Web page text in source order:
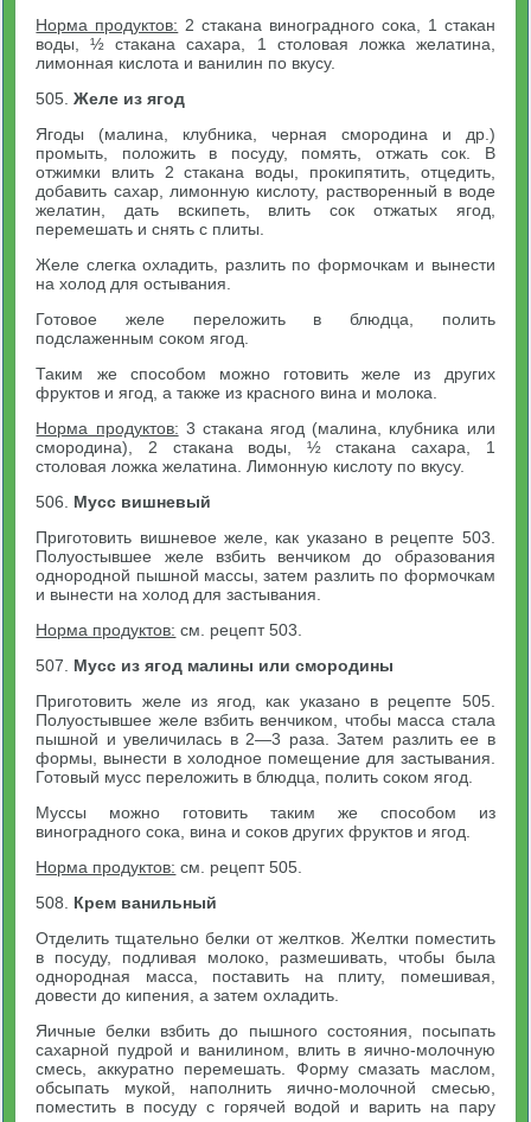
Норма продуктов: 2 стакана виноградного сока, 1 стакан
воды, ½ стакана сахара, 1 столовая ложка желатина,
лимонная кислота и ванилин по вкусу.
505.Желе из ягод
Ягоды (малина, клубника, черная смородина и др.)
промыть, положить в посуду, помять, отжать сок. В
отжимки влить 2 стакана воды, прокипятить, отцедить,
добавить сахар, лимонную кислоту, растворенный в воде
желатин, дать вскипеть, влить сок отжатых ягод,
перемешать и снять с плиты.
Желе слегка охладить, разлить по формочкам и вынести
на холод для остывания.
Готовое желе переложить в блюдца, полить
подслаженным соком ягод.
Таким же способом можно готовить желе из других
фруктов и ягод, а также из красного вина и молока.
Норма продуктов: 3 стакана ягод (малина, клубника или
смородина), 2 стакана воды, ½ стакана сахара, 1
столовая ложка желатина. Лимонную кислоту по вкусу.
506. Мусс вишневый
Приготовить вишневое желе, как указано в рецепте 503.
Полуостывшее желе взбить венчиком до образования
однородной пышной массы, затем разлить по формочкам
и вынести на холод для застывания.
Норма продуктов: см. рецепт 503.
507. Мусс из ягод малины или смородины
Приготовить желе из ягод, как указано в рецепте 505.
Полуостывшее желе взбить венчиком, чтобы масса стала
пышной и увеличилась в 2—3 раза. Затем разлить ее в
формы, вынести в холодное помещение для застывания.
Готовый мусс переложить в блюдца, полить соком ягод.
Муссы можно готовить таким же способом из
виноградного сока, вина и соков других фруктов и ягод.
Норма продуктов: см. рецепт 505.
508. Крем ванильный
Отделить тщательно белки от желтков. Желтки поместить
в посуду, подливая молоко, размешивать, чтобы была
однородная масса, поставить на плиту, помешивая,
довести до кипения, а затем охладить.
Яичные белки взбить до пышного состояния, посыпать
сахарной пудрой и ванилином, влить в яично-молочную
смесь, аккуратно перемешать. Форму смазать маслом,
обсыпать мукой, наполнить яично-молочной смесью,
поместить в посуду с горячей водой и варить на пару